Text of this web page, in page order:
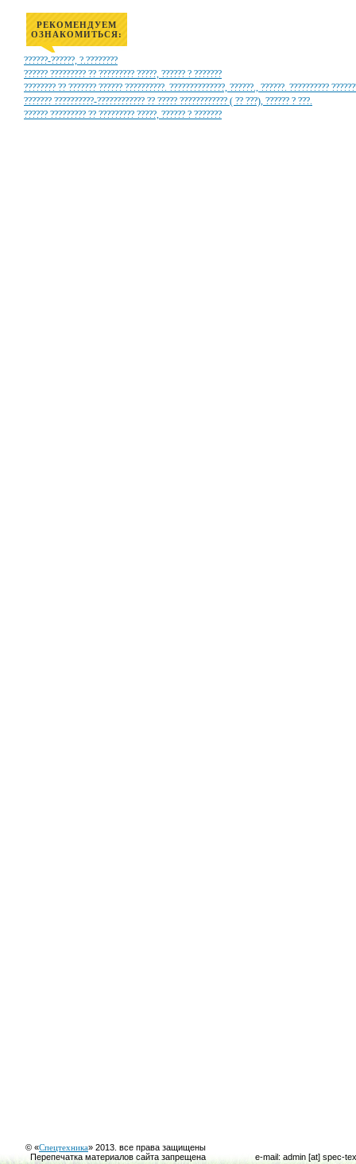
РЕКОМЕНДУЕМ
ОЗНАКОМИТЬСЯ:
??????-??????, ?.????????
?????? ????????? ?? ????????? ?????, ?????? ? ???????
???????? ?? ??????? ?????? ??????????. ??????????????, ??????., ??????. ??????????
??????? ??????????-???????????? ?? ????? ???????????? ( ?? ???), ?????? ? ???.
?????? ????????? ?? ????????? ?????, ?????? ? ???????
© «Спецтехника» 2013. все права защищены
Перепечатка материалов сайта запрещена
e-mail: admin [at] spec-